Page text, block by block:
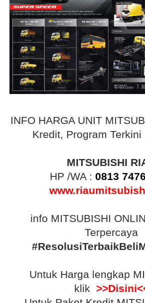
INFO HARGA UNIT
Kredit, Program Terkini
MITSUBISHI
HP /WA :0813
info MITSUBISHI
Terpercaya
Untuk Harga lengkap
klik